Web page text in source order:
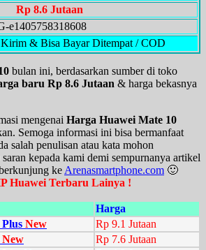
Rp 8.6 Jutaan
& Bisa Bayar Ditempat / COD
bulan ini, berdasarkan sumber di toko
baru Rp 8.6 Jutaan & harga bekasnya
mengenai Harga Huawei Mate 10
Semoga informasi ini bisa bermanfaat
salah penulisan atau kata mohon
kepada kami demi sempurnanya artikel
ke Arenasmartphone.com 🙂
Huawei Terbaru Lainya !
Harga
New
Rp 9.1 Jutaan
New
Rp 7.6 Jutaan